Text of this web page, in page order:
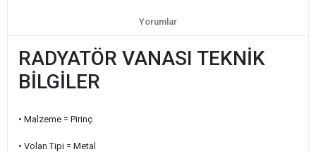
Yorumlar
RADYATÖR VANASI TEKNİK
BİLGİLER
• Malzeme = Pirinç
• Volan Tipi = Metal